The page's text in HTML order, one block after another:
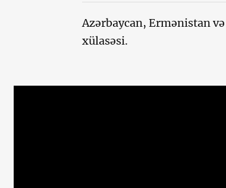
Azərbaycan, Ermənistan
xülasəsi.